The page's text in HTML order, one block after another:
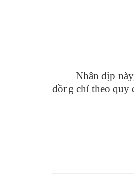
Nhân dịp
đồng chí theo quy